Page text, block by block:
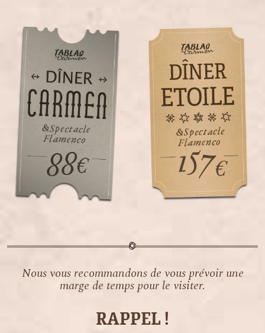
Nous vous recommandons de vous prévoir une
marge de temps pour le visiter.
RAPPEL !